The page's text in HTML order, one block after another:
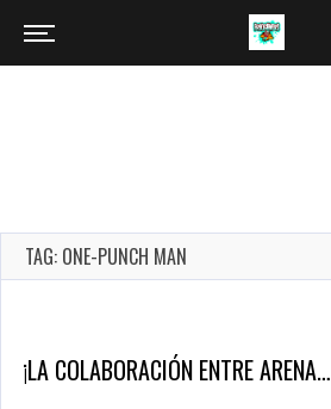
TAG: ONE-PUNCH MAN
¡LA COLABORACIÓN ENTRE ARENA…